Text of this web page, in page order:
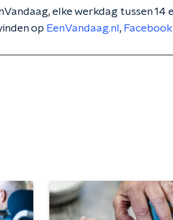
elke werkdag tussen 14
op EenVandaag.nl , Facebook